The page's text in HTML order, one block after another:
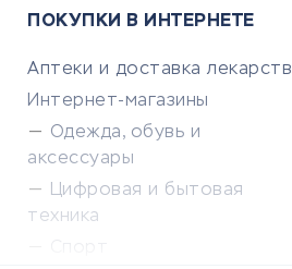
ПОКУПКИ В ИНТЕРНЕТЕ
Аптеки и доставка лекарств
Интернет-магазины
Одежда, обувь и
аксессуары
Цифровая и бытовая
техника